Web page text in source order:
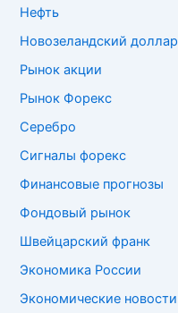
Нефть
Новозеландский доллар
Рынок акции
Рынок Форекс
Серебро
Сигналы форекс
Финансовые прогнозы
Фондовый рынок
Швейцарский франк
Экономика России
Экономические новости